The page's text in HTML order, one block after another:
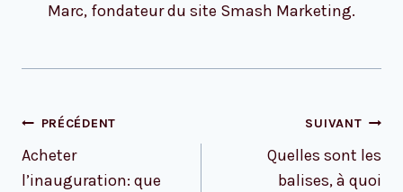
Marc, fondateur du site Smash Marketing.
Navigation
l’article
PRÉCÉDENT
Acheter
l’inauguration: que
SUIVANT
Quelles sont les
balises, à quoi